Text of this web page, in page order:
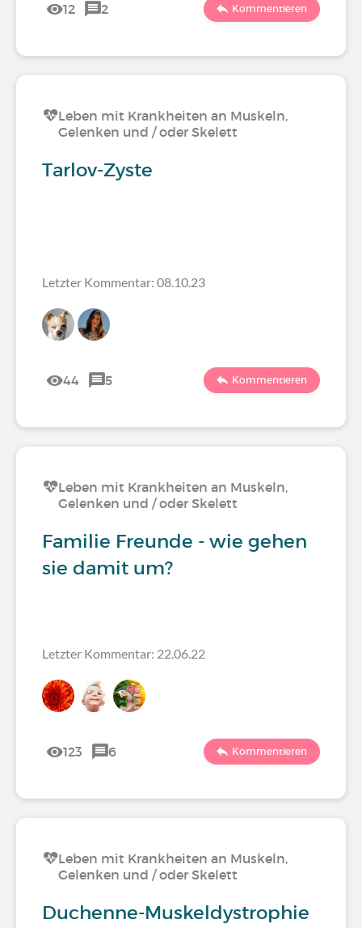
12 2 Kommentieren
Leben mit Krankheiten an Muskeln,
Gelenken und / oder Skelett
Tarlov-Zyste
Letzter Kommentar: 08.10.23
44 5 Kommentieren
Leben mit Krankheiten an Muskeln,
Gelenken und / oder Skelett
Familie Freunde - wie gehen
sie damit um?
Letzter Kommentar: 22.06.22
123 6 Kommentieren
Leben mit Krankheiten an Muskeln,
Gelenken und / oder Skelett
Duchenne-Muskeldystrophie